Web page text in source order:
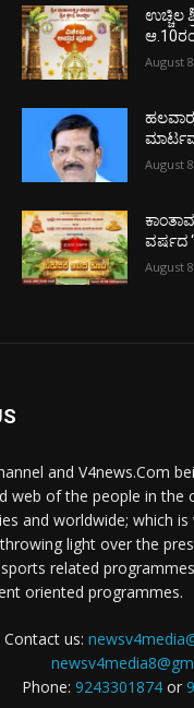
ಉಚ್ಚಿಲ
August
August
ವರ್ಷದ
August
and V4news.Com
web of the people in the
and worldwide; which
light over the
related
oriented programmes.
Contact us:
Phone: 9243301874 or